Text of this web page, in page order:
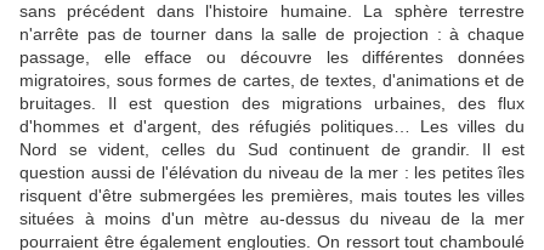
sans précédent dans l'histoire humaine. La sphère terrestre
n'arrête pas de tourner dans la salle de projection : à chaque
passage, elle efface ou découvre les différentes données
migratoires, sous formes de cartes, de textes, d'animations et de
bruitages. Il est question des migrations urbaines, des flux
d'hommes et d'argent, des réfugiés politiques… Les villes du
Nord se vident, celles du Sud continuent de grandir. Il est
question aussi de l'élévation du niveau de la mer : les petites îles
risquent d'être submergées les premières, mais toutes les villes
situées à moins d'un mètre au-dessus du niveau de la mer
pourraient être également englouties. On ressort tout chamboulé